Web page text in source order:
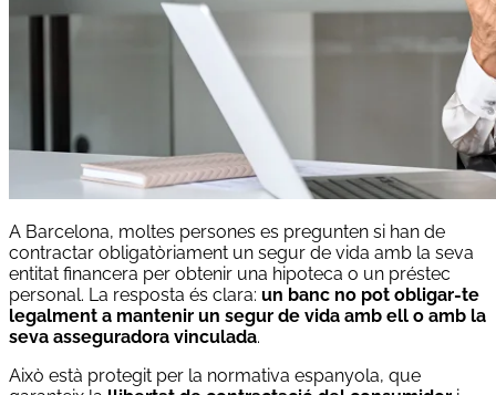
A Barcelona, moltes persones es pregunten si han de
contractar obligatòriament un segur de vida amb la seva
entitat financera per obtenir una hipoteca o un préstec
personal. La resposta és clara: un banc no pot obligar-te
legalment a mantenir un segur de vida amb ell o amb la
seva asseguradora vinculada.
Això està protegit per la normativa espanyola, que